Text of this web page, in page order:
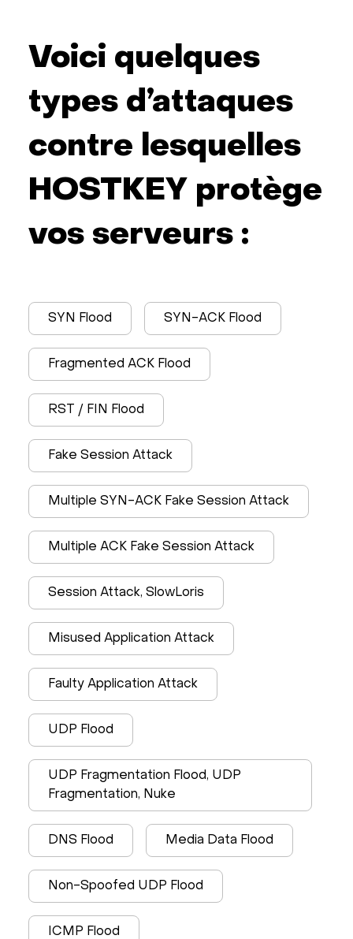
Voici quelques
types d’attaques
contre lesquelles
HOSTKEY protège
vos serveurs :
SYN Flood SYN-ACK Flood
Fragmented ACK Flood
RST / FIN Flood
Fake Session Attack
Multiple SYN-ACK Fake Session Attack
Multiple ACK Fake Session Attack
Session Attack, SlowLoris
Misused Application Attack
Faulty Application Attack
UDP Flood
UDP Fragmentation Flood, UDP
Fragmentation, Nuke
DNS Flood Media Data Flood
Non-Spoofed UDP Flood
ICMP Flood